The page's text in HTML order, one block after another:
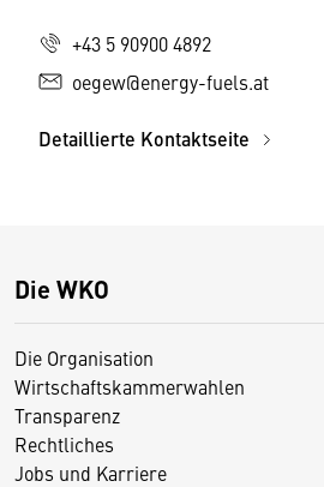
+43 5 90900 4892
oegew@energy-fuels.at
Detaillierte Kontaktseite
Die WKO
Die Organisation
Wirtschaftskammerwahlen
Transparenz
Rechtliches
Jobs und Karriere